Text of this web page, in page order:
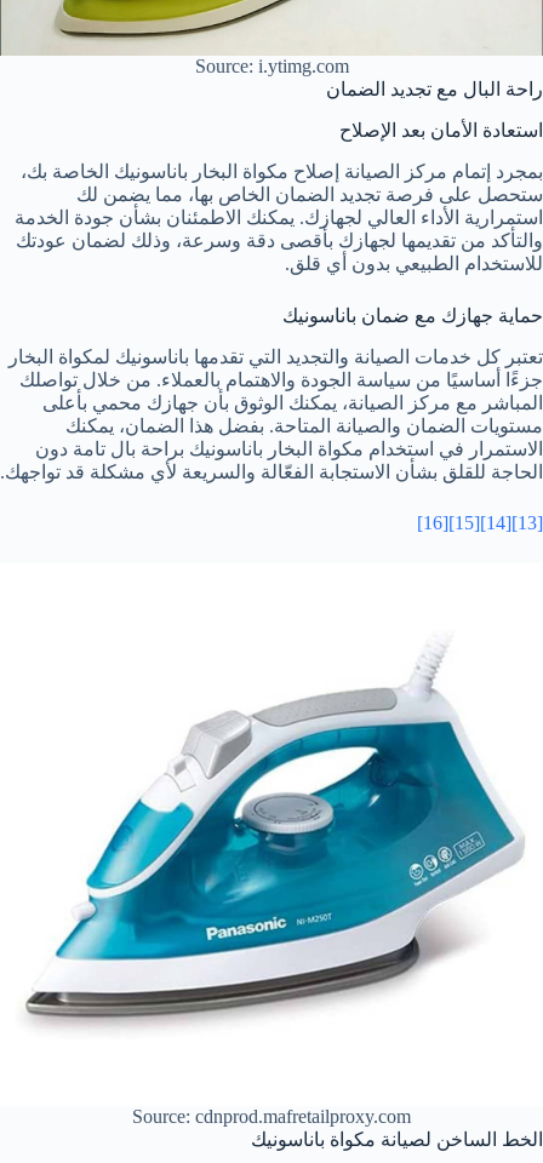
Source: i.ytimg.com
راحة البال مع تجديد الضمان
استعادة الأمان بعد الإصلاح
بمجرد إتمام مركز الصيانة إصلاح مكواة البخار باناسونيك الخاصة بك،
ستحصل على فرصة تجديد الضمان الخاص بها، مما يضمن لك
استمرارية الأداء العالي لجهازك. يمكنك الاطمئنان بشأن جودة الخدمة
والتأكد من تقديمها لجهازك بأقصى دقة وسرعة، وذلك لضمان عودتك
للاستخدام الطبيعي بدون أي قلق.
حماية جهازك مع ضمان باناسونيك
تعتبر كل خدمات الصيانة والتجديد التي تقدمها باناسونيك لمكواة البخار
جزءًا أساسيًا من سياسة الجودة والاهتمام بالعملاء. من خلال تواصلك
المباشر مع مركز الصيانة، يمكنك الوثوق بأن جهازك محمي بأعلى
مستويات الضمان والصيانة المتاحة. بفضل هذا الضمان، يمكنك
الاستمرار في استخدام مكواة البخار باناسونيك براحة بال تامة دون
الحاجة للقلق بشأن الاستجابة الفعّالة والسريعة لأي مشكلة قد تواجهك.
[13]
[14]
[15]
[16]
Source: cdnprod.mafretailproxy.com
الخط الساخن لصيانة مكواة باناسونيك